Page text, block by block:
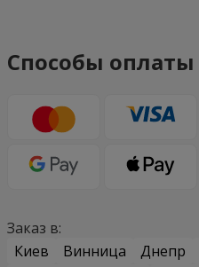
Способы оплаты
Заказ в:
Киев
Винница Днепр